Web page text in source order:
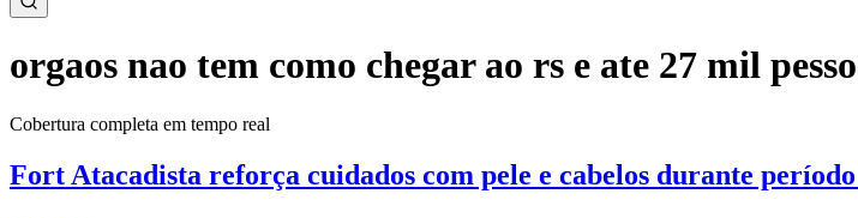
orgaos nao tem como chegar ao rs e ate 27 mil
Cobertura completa em tempo real
Fort Atacadista reforça cuidados com pele e cabelos durante